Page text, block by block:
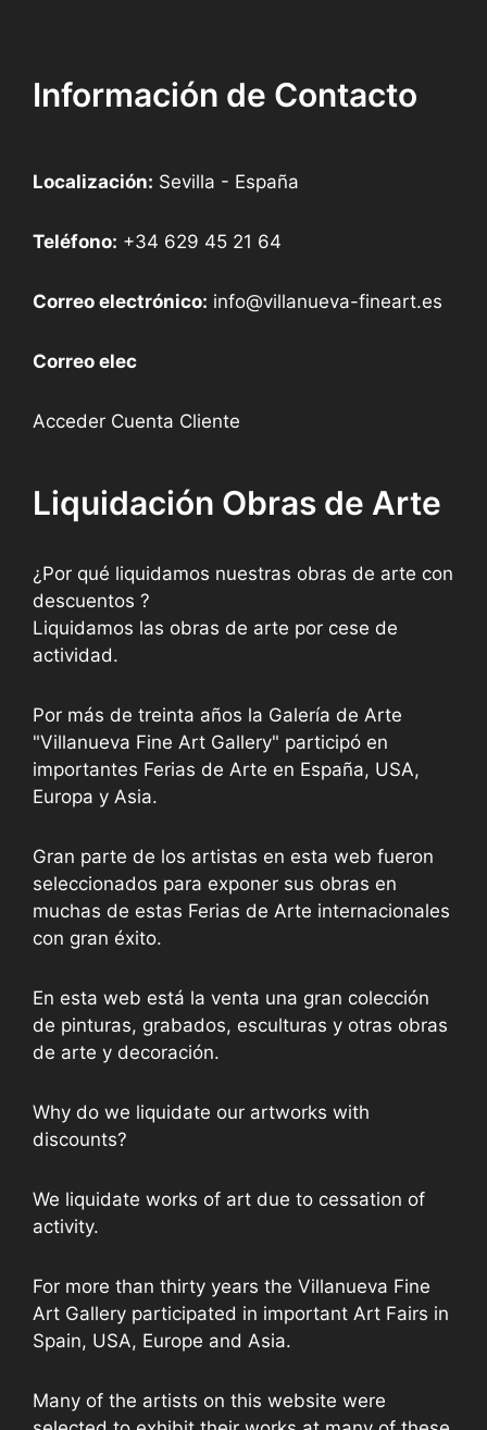
Información de Contacto
Localización: Sevilla - España
Teléfono: +34 629 45 21 64
Correo electrónico: info@villanueva-fineart.es
Correo elec
Acceder Cuenta Cliente
Liquidación Obras de Arte
¿Por qué liquidamos nuestras obras de arte con
descuentos ?
Liquidamos las obras de arte por cese de
actividad.
Por más de treinta años la Galería de Arte
"Villanueva Fine Art Gallery" participó en
importantes Ferias de Arte en España, USA,
Europa y Asia.
Gran parte de los artistas en esta web fueron
seleccionados para exponer sus obras en
muchas de estas Ferias de Arte internacionales
con gran éxito.
En esta web está la venta una gran colección
de pinturas, grabados, esculturas y otras obras
de arte y decoración.
Why do we liquidate our artworks with
discounts?
We liquidate works of art due to cessation of
activity.
For more than thirty years the Villanueva Fine
Art Gallery participated in important Art Fairs in
Spain, USA, Europe and Asia.
Many of the artists on this website were